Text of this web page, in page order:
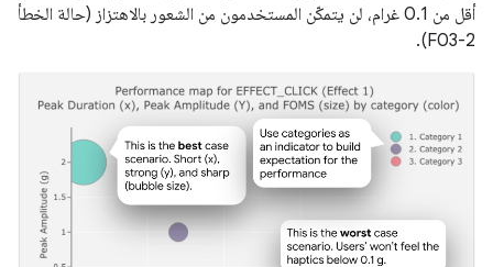
أقل من 0.1 غرام، لن يتمكّن المستخدمون من الشعور بالاهتزاز (حالة الخطأ
F03-2).